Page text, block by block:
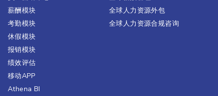
薪酬模块
考勤模块
休假模块
报销模块
绩效评估​
移动APP
Athena BI
全球人力资源外包
全球人力资源合规咨询